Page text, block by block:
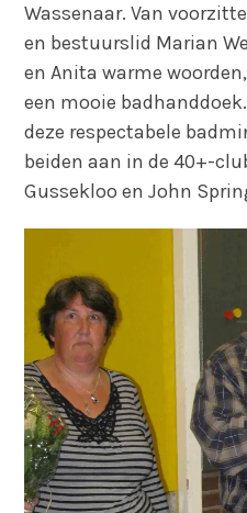
Wassenaar. Van
en bestuurslid Marian
en Anita warme
een mooie
deze respectabele
beiden aan in de 40+-
Gussekloo en John